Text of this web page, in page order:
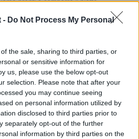
- Do Not Process My Personal
the sale, sharing to third parties, or
or sensitive information for
us, please use the below opt-out
selection. Please note that after your
you may continue seeing
on personal information utilized by
disclosed to third parties prior to
separately opt-out of the further
information by third parties on the
impiattiamo il nostro sole del sud al
goccia di riduzione d'agrumi.
principali della Toscana iscriviti alla
Arriva gratis tutti i giorni
tua casella di posta.